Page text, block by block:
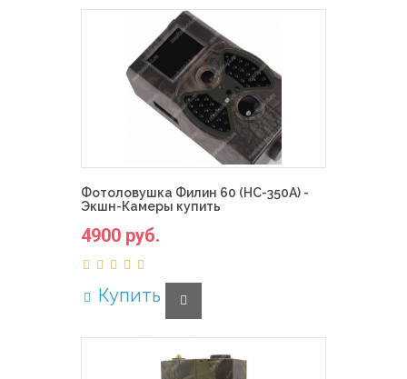
Фотоловушка Филин 60 (HC-350A) -
Экшн-Камеры купить
4900 руб.
Купить